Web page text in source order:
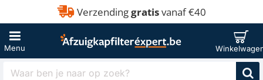
Verzendinggratisvanaf €40
Waar